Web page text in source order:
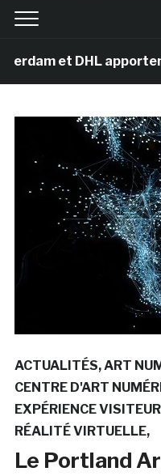
DHL apportent l’art
ACTUALITÉS ART
CENTRE D'ART
EXPÉRIENCE VISITEUR
RÉALITÉ VIRTUELLE
Le Portland